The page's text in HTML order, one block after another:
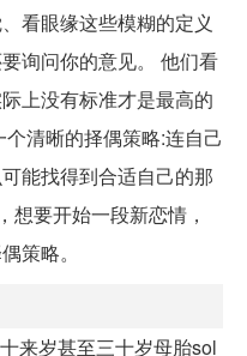
看眼缘这些模糊的定义
询问你的意见。 他们看
上没有标准才是最高的
清晰的择偶策略:连自己
能找得到合适自己的那
想要开始一段新恋情，
策略。
来岁甚至三十岁母胎sol